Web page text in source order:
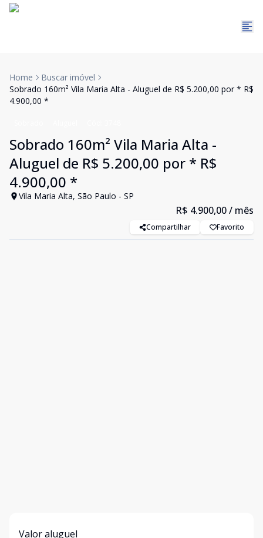
Home
Buscar imóvel
Sobrado 160m² Vila Maria Alta - Aluguel de R$ 5.200,00 por * R$
4.900,00 *
Sobrado 160m² Vila Maria Alta -
Aluguel de R$ 5.200,00 por * R$
4.900,00 *
Vila Maria Alta, São Paulo - SP
R$ 4.900,00/ mês
Compartilhar Favorito
Valor aluguel